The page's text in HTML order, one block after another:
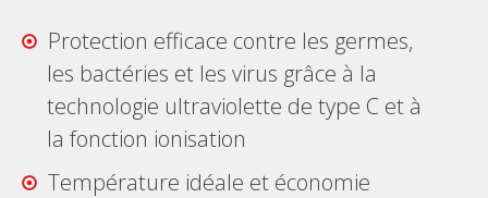
Protection efficace contre les germes,
les bactéries et les virus grâce à la
technologie ultraviolette de type C et à
la fonction ionisation
Température idéale et économie